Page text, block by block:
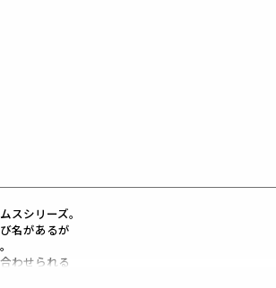
スシリーズ。
名があるが
わせられる
あり